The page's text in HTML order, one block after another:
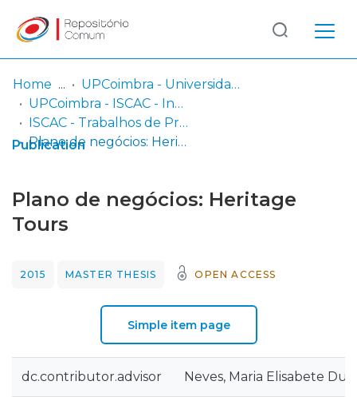
Communities
& Collections
Log
In
(current)
Home
UPCoimbra - Universidade Politécnica de Coimbra
UPCoimbra - ISCAC - Instituto Superior de Contabilidade e Administração de Coimbra
ISCAC - Trabalhos de Projeto | Relatórios de Estágio
Plano de negócios: Heritage Tours
Publication
Plano de negócios: Heritage
Tours
2015 MASTER THESIS OPEN ACCESS
Simple item page
dc.contributor.advisor Neves, Maria Elisabete